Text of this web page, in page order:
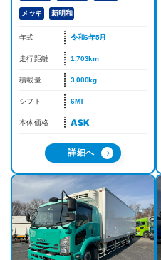
メッキ 新明和
年式 令和6年5月
走行距離 1,703km
積載量 3,000kg
シフト 6MT
本体価格 ASK
詳細へ